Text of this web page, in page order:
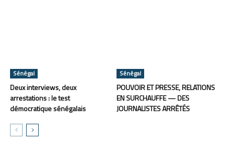
Sénégal
Deux interviews, deux
arrestations : le test
démocratique sénégalais
Sénégal
POUVOIR ET PRESSE, RELATIONS
EN SURCHAUFFE — DES
JOURNALISTES ARRÊTÉS